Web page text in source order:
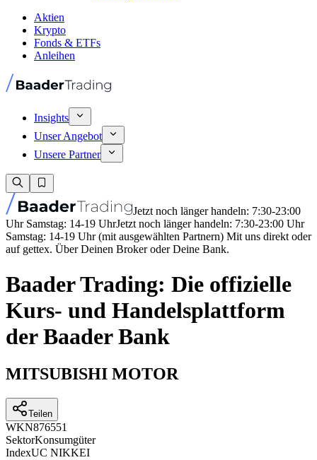
Aktien
Krypto
Fonds & ETFs
Anleihen
Insights
Unser Angebot
Unsere Partner
Jetzt noch länger handeln: 7:30-23:00
Uhr Samstag: 14-19 UhrJetzt noch länger handeln: 7:30-23:00 Uhr
Samstag: 14-19 Uhr (mit ausgewählten Partnern) Mit uns direkt oder
auf gettex. Über Deinen Broker oder Deine Bank.
Baader Trading: Die offizielle
Kurs- und Handelsplattform
der Baader Bank
MITSUBISHI MOTOR
Teilen
WKN876551
SektorKonsumgüter
IndexUC NIKKEI